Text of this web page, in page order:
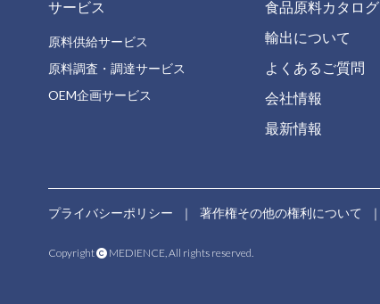
サービス
原料供給サービス
原料調査・調達サービス
OEM企画サービス
食品原料カタログ
輸出について
よくあるご質問
会社情報
最新情報
プライバシーポリシー ｜ 著作権その他の権利について ｜
Copyright MEDIENCE, All rights reserved.